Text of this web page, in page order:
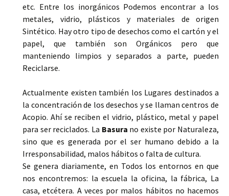
etc. Entre los inorgánicos Podemos encontrar a los
metales, vidrio, plásticos y materiales de origen
Sintético. Hay otro tipo de desechos como el cartón y el
papel, que también son Orgánicos pero que
manteniendo limpios y separados a parte, pueden
Reciclarse.
Actualmente existen también los Lugares destinados a
la concentración de los desechos y se llaman centros de
Acopio. Ahí se reciben el vidrio, plástico, metal y papel
para ser reciclados. La Basura no existe por Naturaleza,
sino que es generada por el ser humano debido a la
Irresponsabilidad, malos hábitos o falta de cultura.
Se genera diariamente, en Todos los entornos en que
nos encontremos: la escuela la oficina, la fábrica, La
casa, etcétera. A veces por malos hábitos no hacemos